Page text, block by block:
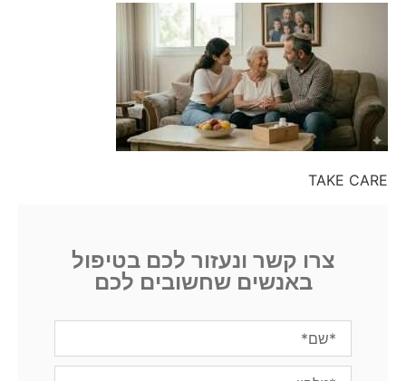
TAKE CARE
צרו קשר ונעזור לכם בטיפול
באנשים שחשובים לכם